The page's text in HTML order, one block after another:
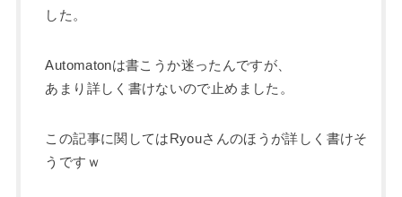
した。
Automatonは書こうか迷ったんですが、
あまり詳しく書けないので止めました。
この記事に関してはRyouさんのほうが詳しく書けそ
うですｗ